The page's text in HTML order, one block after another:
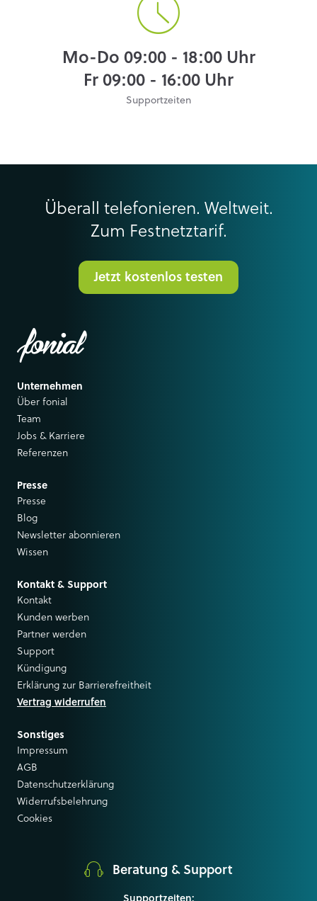
Mo-Do 09:00 - 18:00 Uhr
Fr 09:00 - 16:00 Uhr
Supportzeiten
Überall telefonieren. Weltweit.
Zum Festnetztarif.
Jetzt kostenlos testen
Unternehmen
Über fonial
Team
Jobs & Karriere
Referenzen
Presse
Presse
Blog
Newsletter abonnieren
Wissen
Kontakt & Support
Kontakt
Kunden werben
Partner werden
Support
Kündigung
Erklärung zur Barrierefreitheit
Vertrag widerrufen
Sonstiges
Impressum
AGB
Datenschutzerklärung
Widerrufsbelehrung
Cookies
Beratung & Support
Supportzeiten: